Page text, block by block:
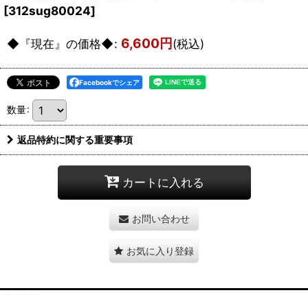
[312sug80024]
◆『現在』の価格◆: 6,600円(税込)
Facebookでシェア
数量:
返品特約に関する重要事項
カートに入れる
お問い合わせ
お気に入り登録